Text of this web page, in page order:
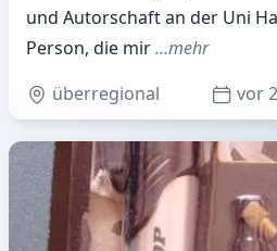
und Autorschaft an der Uni
Person, die mir…mehr
überregional
vor